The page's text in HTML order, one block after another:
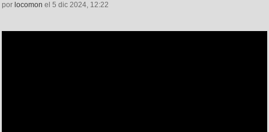
por locomon el 5 dic 2024, 12:22